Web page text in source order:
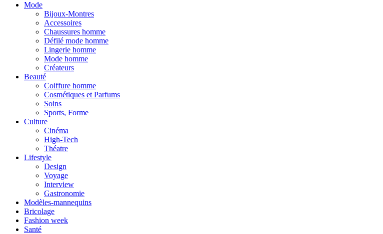
Mode
Bijoux-Montres
Accessoires
Chaussures homme
Défilé mode homme
Lingerie homme
Mode homme
Créateurs
Beauté
Coiffure homme
Cosmétiques et Parfums
Soins
Sports, Forme
Culture
Cinéma
High-Tech
Théatre
Lifestyle
Design
Voyage
Interview
Gastronomie
Modèles-mannequins
Bricolage
Fashion week
Santé